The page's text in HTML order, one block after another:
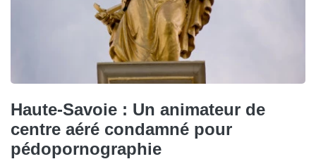
Haute-Savoie : Un animateur de
centre aéré condamné pour
pédopornographie